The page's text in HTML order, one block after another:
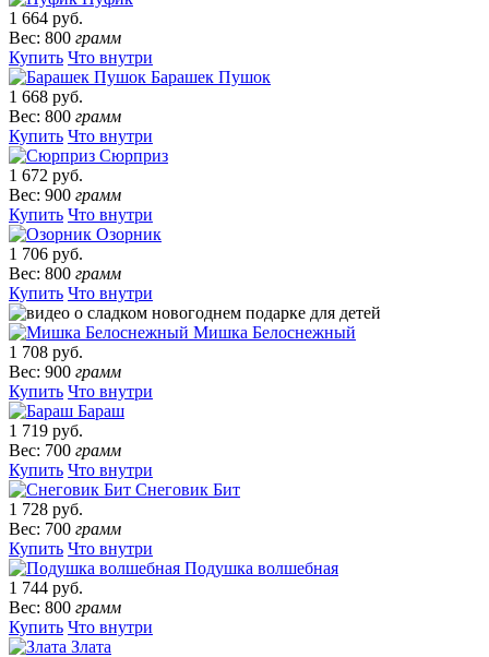
1 664 руб.
Вес: 800 грамм
Купить Что внутри
Барашек Пушок
1 668 руб.
Вес: 800 грамм
Купить Что внутри
Сюрприз
1 672 руб.
Вес: 900 грамм
Купить Что внутри
Озорник
1 706 руб.
Вес: 800 грамм
Купить Что внутри
Мишка Белоснежный
1 708 руб.
Вес: 900 грамм
Купить Что внутри
Бараш
1 719 руб.
Вес: 700 грамм
Купить Что внутри
Снеговик Бит
1 728 руб.
Вес: 700 грамм
Купить Что внутри
Подушка волшебная
1 744 руб.
Вес: 800 грамм
Купить Что внутри
Злата